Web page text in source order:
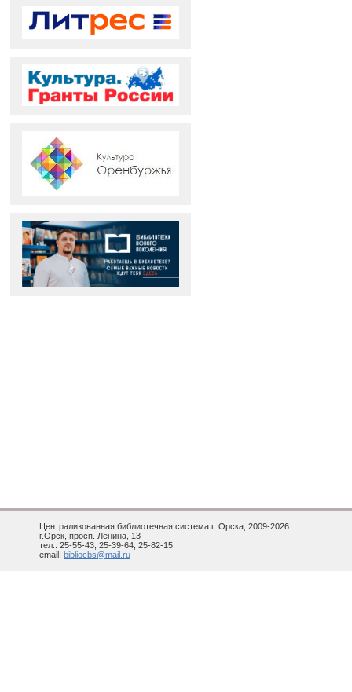
Централизованная библиотечная система г. Орска, 2009-2026
г.Орск, просп. Ленина, 13
тел.: 25-55-43, 25-39-64, 25-82-15
email: bibliocbs@mail.ru